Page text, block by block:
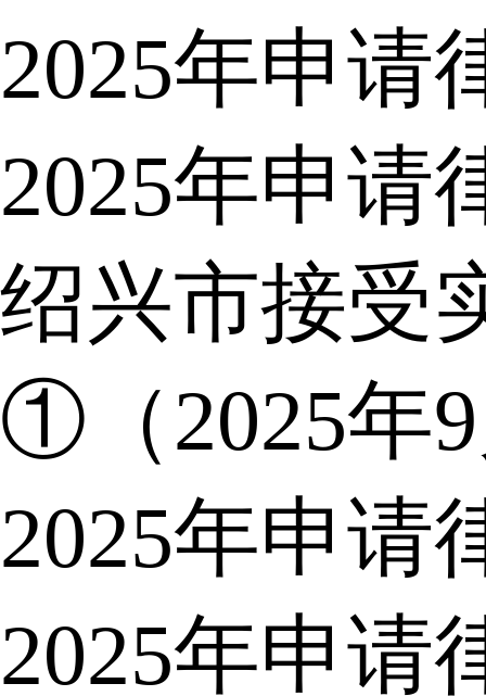
2025年申请
2025年申请
绍兴市接受
①（2025年
2025年申请
2025年申请